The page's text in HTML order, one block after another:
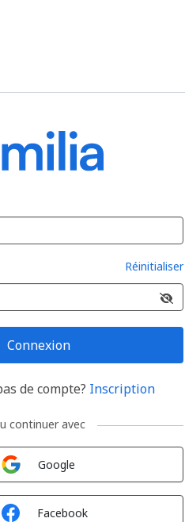
Réinitialiser
Connexion
de compte? Inscription
continuer avec
Google
Facebook